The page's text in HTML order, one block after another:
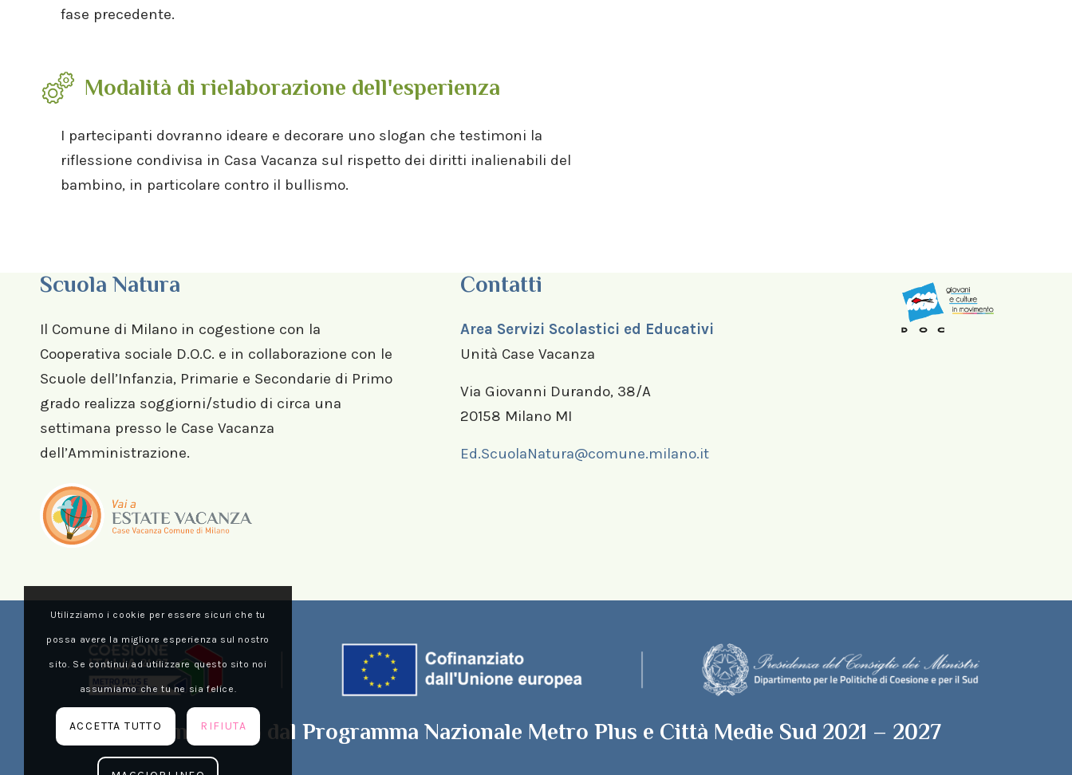
fase precedente.
Modalità di rielaborazione dell'esperienza
I partecipanti dovranno ideare e decorare uno slogan che testimoni la
riflessione condivisa in Casa Vacanza sul rispetto dei diritti inalienabili del
bambino, in particolare contro il bullismo.
Scuola Natura
Il Comune di Milano in cogestione con la
Cooperativa sociale D.O.C. e in collaborazione con le
Scuole dell’Infanzia, Primarie e Secondarie di Primo
grado realizza soggiorni/studio di circa una
settimana presso le Case Vacanza
dell’Amministrazione.
Contatti
Area Servizi Scolastici ed Educativi
Unità Case Vacanza
Via Giovanni Durando, 38/A
20158 Milano MI
Ed.ScuolaNatura@comune.milano.it
Cofinanziato dal Programma Nazionale Metro Plus e Città Medie Sud 2021 – 2027
Utilizziamo i cookie per essere sicuri che tu
possa avere la migliore esperienza sul nostro
sito. Se continui ad utilizzare questo sito noi
assumiamo che tu ne sia felice.
ACCETTA TUTTO RIFIUTA